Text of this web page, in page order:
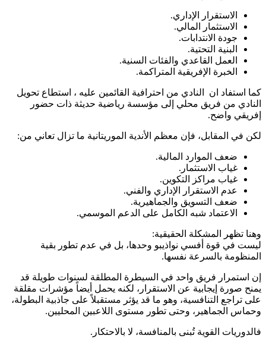
الاستقرار الإداري.
الاستثمار المالي.
جودة الانتدابات.
البنية التحتية.
العمل القاعدي والفئات السنية.
الخبرة الإفريقية المتراكمة.
كما استفاد ان النادي من احترافية القائمين عليه ، استطاع تحويل
النادي من فريق محلي إلى مؤسسة رياضية حديثة ذات حضور
إفريقي واضح.
لكن في المقابل، فإن معظم الأندية الموريتانية ما تزال تعاني من:
ضعف الموارد المالية.
غياب الاستثمار.
غياب مراكز التكوين.
عدم الاستقرار الإداري والفني.
ضعف التسويق والجماهيرية.
الاعتماد شبه الكامل على الدعم الموسمي.
وهنا تظهر المشكلة الحقيقية:
ليست في قوة أفسي نواذيبو وحدها، بل في عدم تطور بقية
المنظومة بالسرعة نفسها.
إن استمرار فريق واحد في السيطرة المطلقة لسنوات طويلة قد
يمنح صورة إيجابية عن الاستقرار، لكنه يحمل أيضاً مؤشرات مقلقة
على تراجع التنافسية، وهو ما قد يؤثر مستقبلاً على جاذبية البطولة،
وحماس الجماهير، وحتى تطور مستوى اللاعبين المحليين.
فالدوريات القوية تُبنى بالمنافسة، لا بالاحتكار.